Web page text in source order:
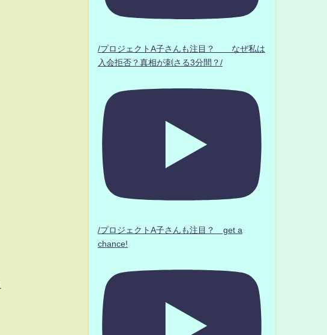
/プロジェクトA子さんも注目？ なぜ私は
入会拒否？真相が刺さる3分間？/
/プロジェクトA子さんも注目？ get a
chance!